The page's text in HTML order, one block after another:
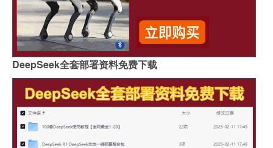
DeepSeek全套部署资料免费下载